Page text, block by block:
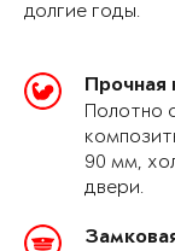
долгие годы.
Прочная
Полотно
90 мм,
двери.